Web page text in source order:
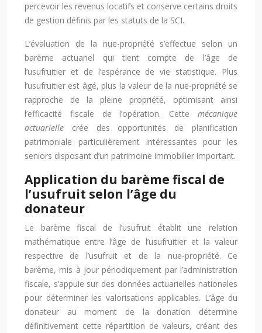
percevoir les revenus locatifs et conserve certains droits
de gestion définis par les statuts de la SCI.
L’évaluation de la nue-propriété s’effectue selon un
barème actuariel qui tient compte de l’âge de
l’usufruitier et de l’espérance de vie statistique. Plus
l’usufruitier est âgé, plus la valeur de la nue-propriété se
rapproche de la pleine propriété, optimisant ainsi
l’efficacité fiscale de l’opération. Cette mécanique
actuarielle crée des opportunités de planification
patrimoniale particulièrement intéressantes pour les
seniors disposant d’un patrimoine immobilier important.
Application du barème fiscal de
l’usufruit selon l’âge du
donateur
Le barème fiscal de l’usufruit établit une relation
mathématique entre l’âge de l’usufruitier et la valeur
respective de l’usufruit et de la nue-propriété. Ce
barème, mis à jour périodiquement par l’administration
fiscale, s’appuie sur des données actuarielles nationales
pour déterminer les valorisations applicables. L’âge du
donateur au moment de la donation détermine
définitivement cette répartition de valeurs, créant des